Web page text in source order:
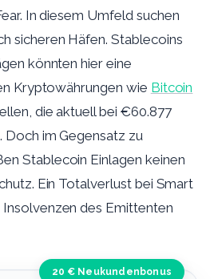
In diesem Umfeld suchen
sicheren Häfen. Stablecoins
könnten hier eine
Kryptowährungen wie Bitcoin
die aktuell bei €60.877
im Gegensatz zu
Stablecoin Einlagen keinen
Ein Totalverlust bei Smart
des Emittenten
20 € Neukundenbonus